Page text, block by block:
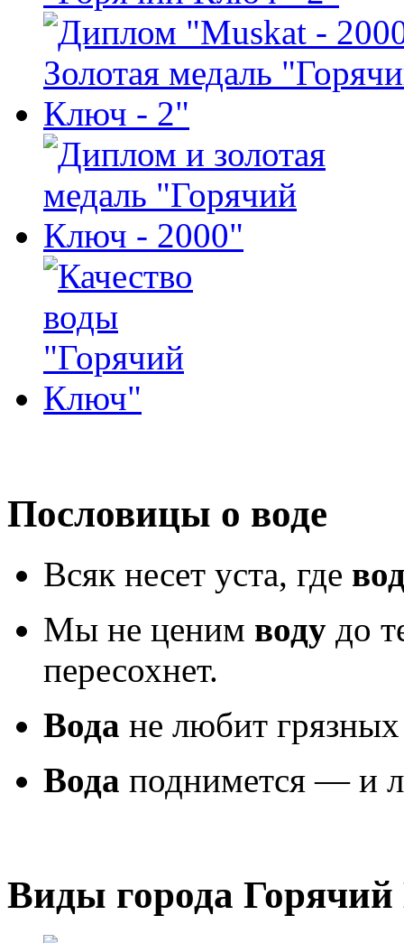
Пословицы о воде
Всяк несет уста, где
Мы не ценим воду до
пересохнет.
Вода не любит
Вода поднимется — и
Виды города